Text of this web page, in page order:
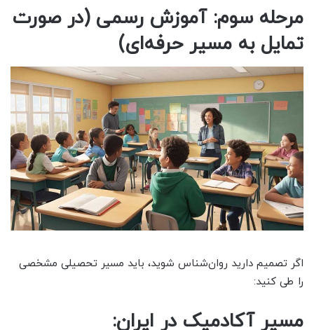
مرحله سوم: آموزش رسمی (در صورت
تمایل به مسیر حرفه‌ای)
اگر تصمیم دارید روان‌شناس شوید، باید مسیر تحصیلی مشخصی
را طی کنید:
مسیر آکادمیک در ایران: